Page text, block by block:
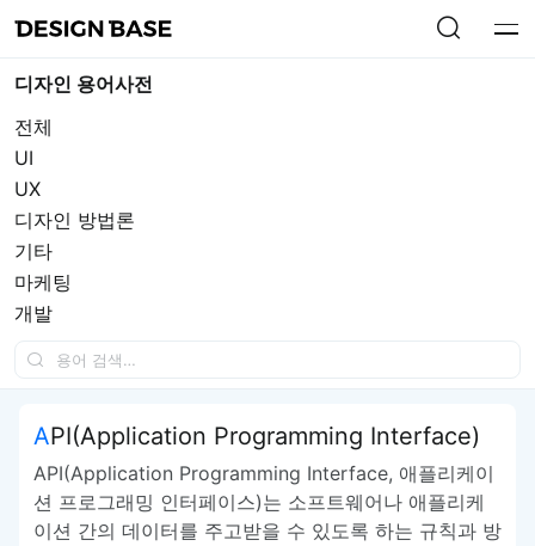
디자인 용어사전
전체
UI
UX
디자인 방법론
기타
마케팅
개발
API(Application Programming Interface)
API(Application Programming Interface, 애플리케이
션 프로그래밍 인터페이스)는 소프트웨어나 애플리케
이션 간의 데이터를 주고받을 수 있도록 하는 규칙과 방